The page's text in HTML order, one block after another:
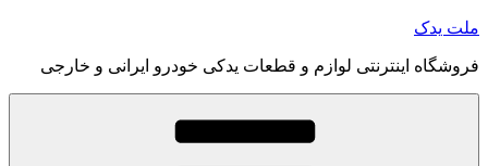
رفتن
محتوا
ملت یدک
فروشگاه اینترنتی لوازم و قطعات یدکی خودرو ایرانی و خارجی